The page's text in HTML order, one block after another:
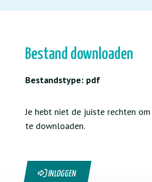
Bestand downloaden
Bestandstype: pdf
Je hebt niet de juiste rechten
te downloaden.
INLOGGEN